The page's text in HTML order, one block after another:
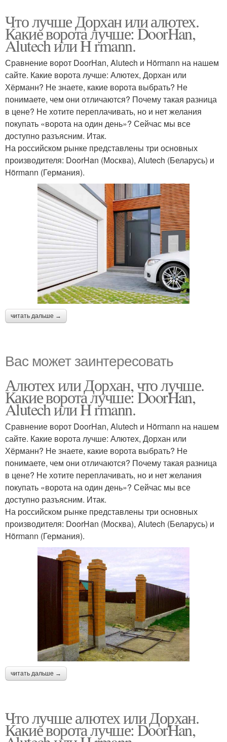
Что лучше Дорхан или алютех.
Какие ворота лучше: DoorHan,
Alutech или H rmann.
Сравнение ворот DoorHan, Alutech и Hörmann на нашем
сайте. Какие ворота лучше: Алютех, Дорхан или
Хёрманн? Не знаете, какие ворота выбрать? Не
понимаете, чем они отличаются? Почему такая разница
в цене? Не хотите переплачивать, но и нет желания
покупать «ворота на один день»? Сейчас мы все
доступно разъясним. Итак.
На российском рынке представлены три основных
производителя: DoorHan (Москва), Alutech (Беларусь) и
Hörmann (Германия).
читать дальше →
Вас может заинтересовать
Алютех или Дорхан, что лучше.
Какие ворота лучше: DoorHan,
Alutech или H rmann.
Сравнение ворот DoorHan, Alutech и Hörmann на нашем
сайте. Какие ворота лучше: Алютех, Дорхан или
Хёрманн? Не знаете, какие ворота выбрать? Не
понимаете, чем они отличаются? Почему такая разница
в цене? Не хотите переплачивать, но и нет желания
покупать «ворота на один день»? Сейчас мы все
доступно разъясним. Итак.
На российском рынке представлены три основных
производителя: DoorHan (Москва), Alutech (Беларусь) и
Hörmann (Германия).
читать дальше →
Что лучше алютех или Дорхан.
Какие ворота лучше: DoorHan,